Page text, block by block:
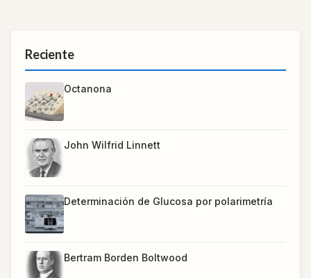
Reciente
Octanona
John Wilfrid Linnett
Determinación de Glucosa por polarimetría
Bertram Borden Boltwood